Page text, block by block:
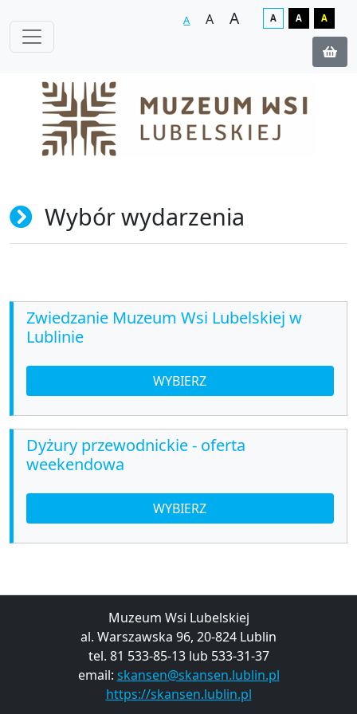
A A A A A A
Wybór wydarzenia
Zwiedzanie Muzeum Wsi Lubelskiej w
Lublinie
WYBIERZ
Dyżury przewodnickie - oferta
weekendowa
WYBIERZ
Muzeum Wsi Lubelskiej
al. Warszawska 96, 20-824 Lublin
tel. 81 533-85-13 lub 533-31-37
email: skansen@skansen.lublin.pl
https://skansen.lublin.pl